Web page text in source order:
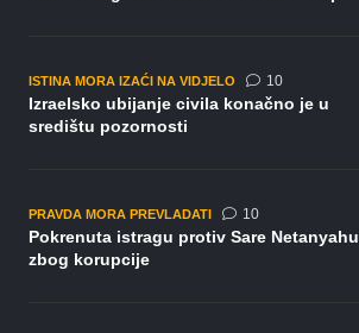
ISTINA MORA IZAĆI NA VIDJELO 10komentara
Izraelsko ubijanje civila konačno je u
središtu pozornosti
PRAVDA MORA PREVLADATI 10komentara
Pokrenuta istragu protiv Sare Netanyahu
zbog korupcije